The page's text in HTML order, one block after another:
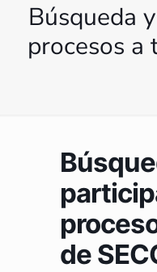
Búsqueda
procesos a
de